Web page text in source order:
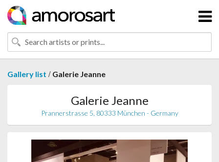
Gallery list / Galerie Jeanne
Galerie Jeanne
Prannerstrasse 5, 80333 München - Germany